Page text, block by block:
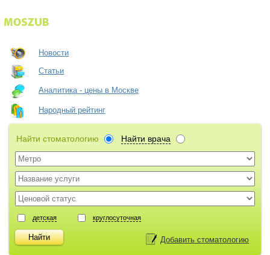
Новости
Статьи
Аналитика - цены в Москве
Народный рейтинг
Найти стоматологию Найти врача
детская круглосуточная
Добавить стоматологию